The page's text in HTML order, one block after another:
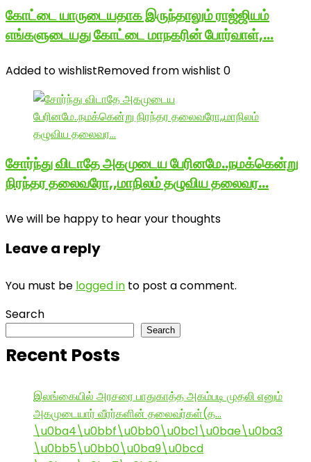
கோட்டை யாருடையதாக இருந்தாலும் ராஜ்ஜியம்
எங்களுடையது கோட்டை மாநகரின் போர்வாள்,…
Added to wishlistRemoved from wishlist 0
சோர்ந்து விடாதே அகமுடைய பேரினமே..நமக்கென்று
நிரந்தர தலைவரோ,,மாநிலம் தழுவிய தலைவர…
We will be happy to hear your thoughts
Leave a reply
You must be logged in to post a comment.
Search
Search
Recent Posts
இலங்கையில் அரசரை பாதுகாத்த அகம்படி முதலி எனும்
அகமுடையார் வீரர்களின் தலைவர்கள்(த…
\u0ba4\u0bbf\u0bb0\u0bc1\u0bae\u0ba3
\u0bb5\u0bb0\u0ba9\u0bcd